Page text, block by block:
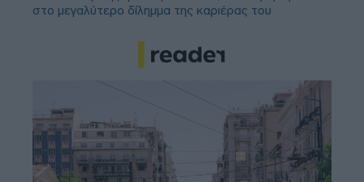
στο μεγαλύτερο δίλημμα της καριέρας του